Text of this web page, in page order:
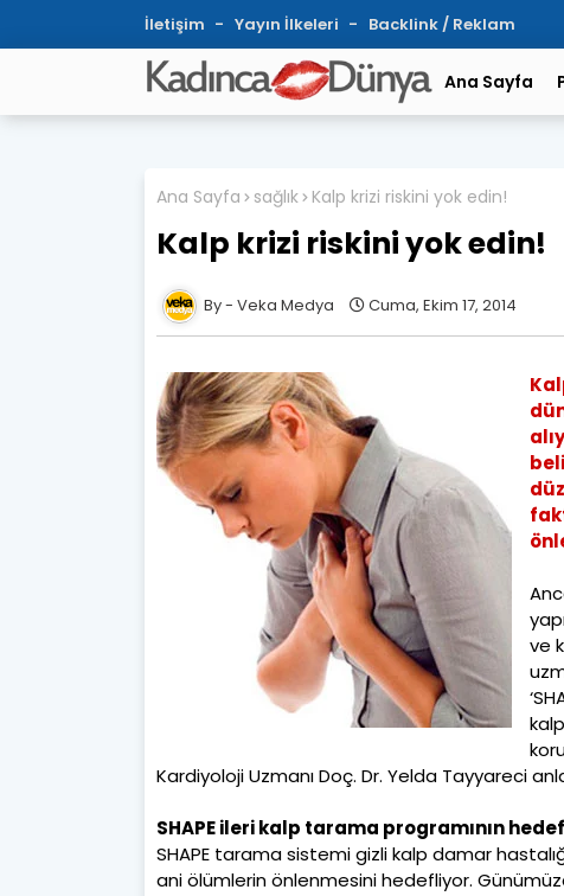
İletişim Yayın İlkeleri Backlink / Reklam
Ana Sayfa
Ana Sayfa sağlık Kalp krizi riskini yok edin!
Kalp krizi riskini yok edin!
Veka Medya Cuma, Ekim 17, 2014
ve
Kardiyoloji Uzmanı Doç. Dr. Yelda Tayyareci
SHAPE ileri kalp tarama programının
SHAPE tarama sistemi gizli kalp damar
ani ölümlerin önlenmesini hedefliyor.